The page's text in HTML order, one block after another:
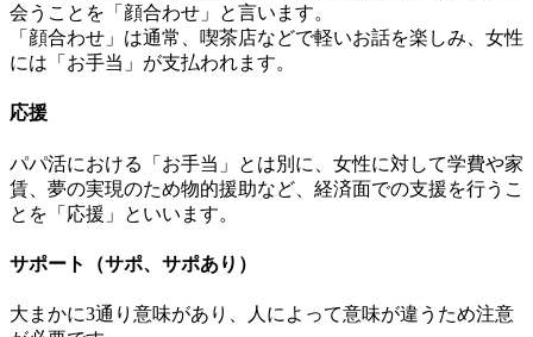
会うことを「顔合わせ」と言います。
「顔合わせ」は通常、喫茶店などで軽いお話を楽しみ、女性
には「お手当」が支払われます。
応援
パパ活における「お手当」とは別に、女性に対して学費や家
賃、夢の実現のため物的援助など、経済面での支援を行うこ
とを「応援」といいます。
サポート（サポ、サポあり）
大まかに3通り意味があり、人によって意味が違うため注意